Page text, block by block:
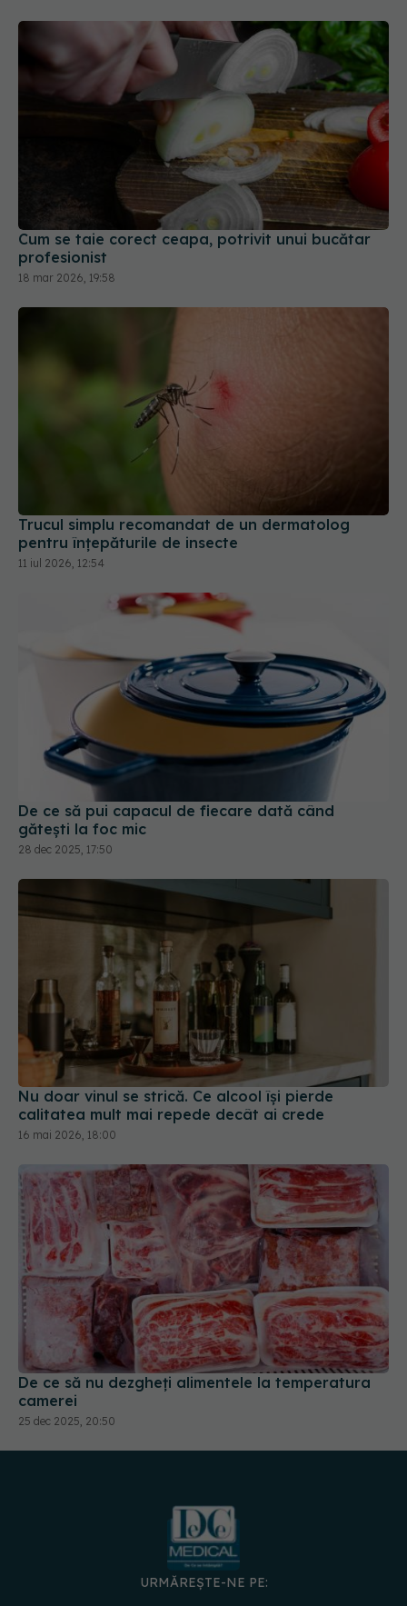
Cum se taie corect ceapa, potrivit unui bucătar
profesionist
18 mar 2026, 19:58
Trucul simplu recomandat de un dermatolog
pentru înțepăturile de insecte
11 iul 2026, 12:54
De ce să pui capacul de fiecare dată când
gătești la foc mic
28 dec 2025, 17:50
Nu doar vinul se strică. Ce alcool își pierde
calitatea mult mai repede decât ai crede
16 mai 2026, 18:00
De ce să nu dezgheți alimentele la temperatura
camerei
25 dec 2025, 20:50
URMĂREȘTE-NE PE: